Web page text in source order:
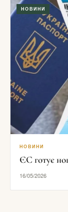
НОВИНИ
НОВИНИ
ЄС готує
16/05/2026